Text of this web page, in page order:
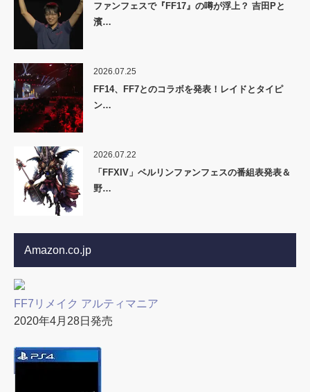
ファンフェスで『FF17』の噂が浮上？ 吉田Pと
濱…
2026.07.25
FF14、FF7とのコラボを発表！レイドとタイピ
ン…
2026.07.22
「FFXIV」ベルリンファンフェスの番組表発表＆
野…
Amazon.co.jp
FF7リメイク アルティマニア
2020年4月28日発売